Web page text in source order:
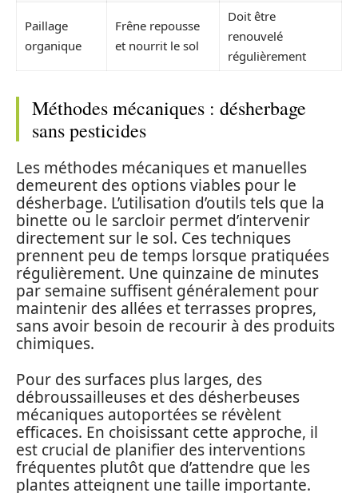
Paillage
organique
Frêne repousse
et nourrit le sol
Doit être
renouvelé
régulièrement
Méthodes mécaniques : désherbage
sans pesticides
Les méthodes mécaniques et manuelles
demeurent des options viables pour le
désherbage. L’utilisation d’outils tels que la
binette ou le sarcloir permet d’intervenir
directement sur le sol. Ces techniques
prennent peu de temps lorsque pratiquées
régulièrement. Une quinzaine de minutes
par semaine suffisent généralement pour
maintenir des allées et terrasses propres,
sans avoir besoin de recourir à des produits
chimiques.
Pour des surfaces plus larges, des
débroussailleuses et des désherbeuses
mécaniques autoportées se révèlent
efficaces. En choisissant cette approche, il
est crucial de planifier des interventions
fréquentes plutôt que d’attendre que les
plantes atteignent une taille importante.